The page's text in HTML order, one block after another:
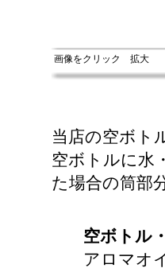
画像をクリック 拡大
当店の空ボト
空ボトルに水
た場合の筒部
空ボトル
アロマオ